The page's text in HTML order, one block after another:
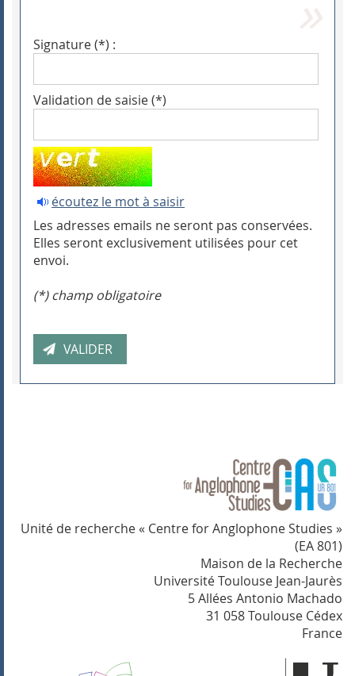
Signature (*) :
Validation de saisie (*)
écoutez le mot à saisir
Les adresses emails ne seront pas conservées.
Elles seront exclusivement utilisées pour cet
envoi.
(*) champ obligatoire
Unité de recherche « Centre for Anglophone Studies »
(EA 801)
Maison de la Recherche
Université Toulouse Jean-Jaurès
5 Allées Antonio Machado
31 058 Toulouse Cédex
France